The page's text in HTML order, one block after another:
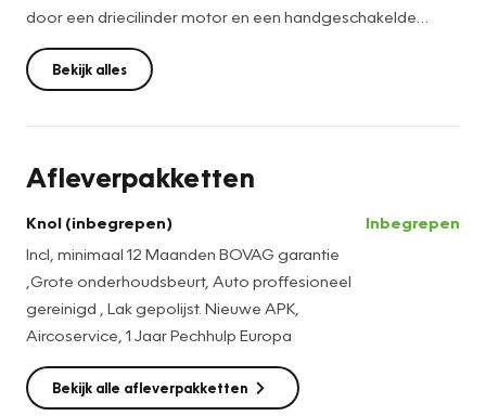
door een driecilinder motor en een handgeschakelde
vijfversnellingsbak. Winterse omstandigheden? Geniet dan
van het comfort van de stoelverwarming! Een verwarmd
stuurwiel overbodige luxe? Wacht maar tot het kouder
achterbank en snelheidsafhankelijke stuurbekrachtiging
Mocht zich een probleem voordoen, dan krijgt u via remote
services op uw smartphone te zien wat er precies aan de
hand is, waar u ook bent. Deze Opel is voorzien van
knoppen op het stuur om het navigatiesysteem en het
audiosysteem met DAB-ontvangst te bedienen.
Automatische airconditioning verwarmt of koelt het
Bekijk alles
Afleverpakketten
Knol (inbegrepen)
Incl, minimaal 12 Maanden BOVAG garantie
,Grote onderhoudsbeurt, Auto proffesioneel
gereinigd , Lak gepolijst. Nieuwe APK,
Aircoservice, 1 Jaar Pechhulp Europa
Inbegrepen
Bekijk alle afleverpakketten